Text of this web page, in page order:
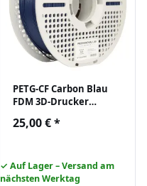
PETG-CF Carbon Blau
FDM 3D-Drucker
Prof. Lab Rolle
25,00 €*
✓ Auf Lager – Versand am
nächsten Werktag